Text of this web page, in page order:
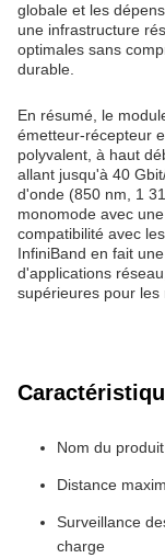
globale et les
une infrastructure
optimales sans
durable.
En résumé, le
émetteur-récepteur
polyvalent, à haut
allant jusqu'à 40
d'onde (850 nm, 1
monomode avec
compatibilité avec
InfiniBand en fait
d'applications
supérieures pour les
Nom du
Distance
Surveillance
charge